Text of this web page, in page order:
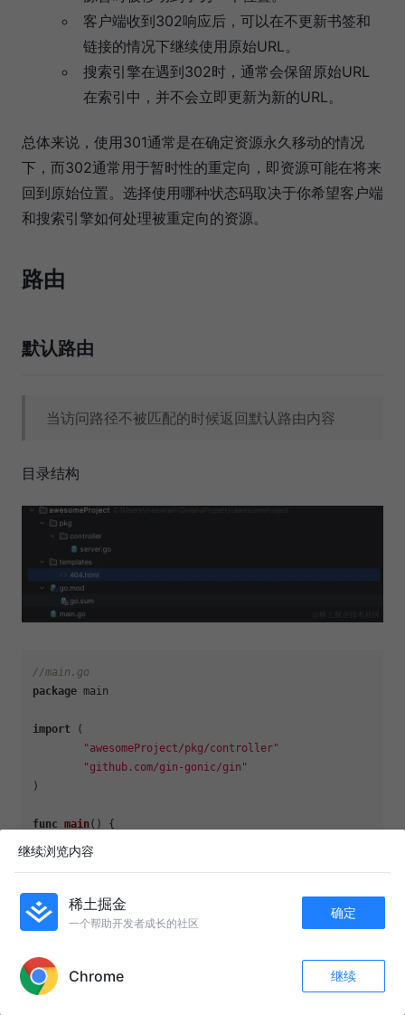
客户端收到302响应后，可以在不更新书签和
链接的情况下继续使用原始URL。
搜索引擎在遇到302时，通常会保留原始URL
在索引中，并不会立即更新为新的URL。
总体来说，使用301通常是在确定资源永久移动的情况
下，而302通常用于暂时性的重定向，即资源可能在将来
回到原始位置。选择使用哪种状态码取决于你希望客户端
和搜索引擎如何处理被重定向的资源。
路由
默认路由
当访问路径不被匹配的时候返回默认路由内容
目录结构
//main.go
package main
import (
"awesomeProject/pkg/controller"
"github.com/gin-gonic/gin"
)
func main()
{
	router := gin.Default()
)
	})
}
1
继续浏览内容
稀土掘金
一个帮助开发者成长的社区
确定
Chrome 继续